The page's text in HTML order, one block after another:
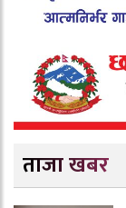
ताजा खबर